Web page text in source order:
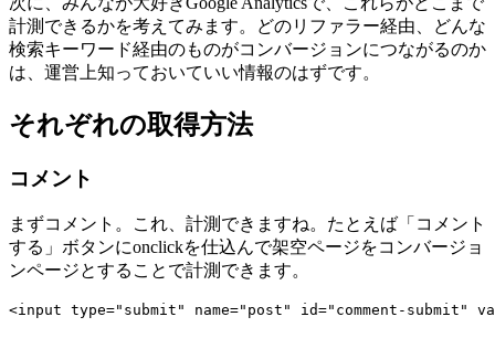
計測できるかを考えてみます。どのリファラー経由、どんな
検索キーワード経由のものがコンバージョンにつながるのか
は、運営上知っておいていい情報のはずです。
それぞれの取得方法
コメント
まずコメント。これ、計測できますね。たとえば「コメント
する」ボタンにonclickを仕込んで架空ページをコンバージョ
ンページとすることで計測できます。
<input type="submit" name="post" id="comment-submit"